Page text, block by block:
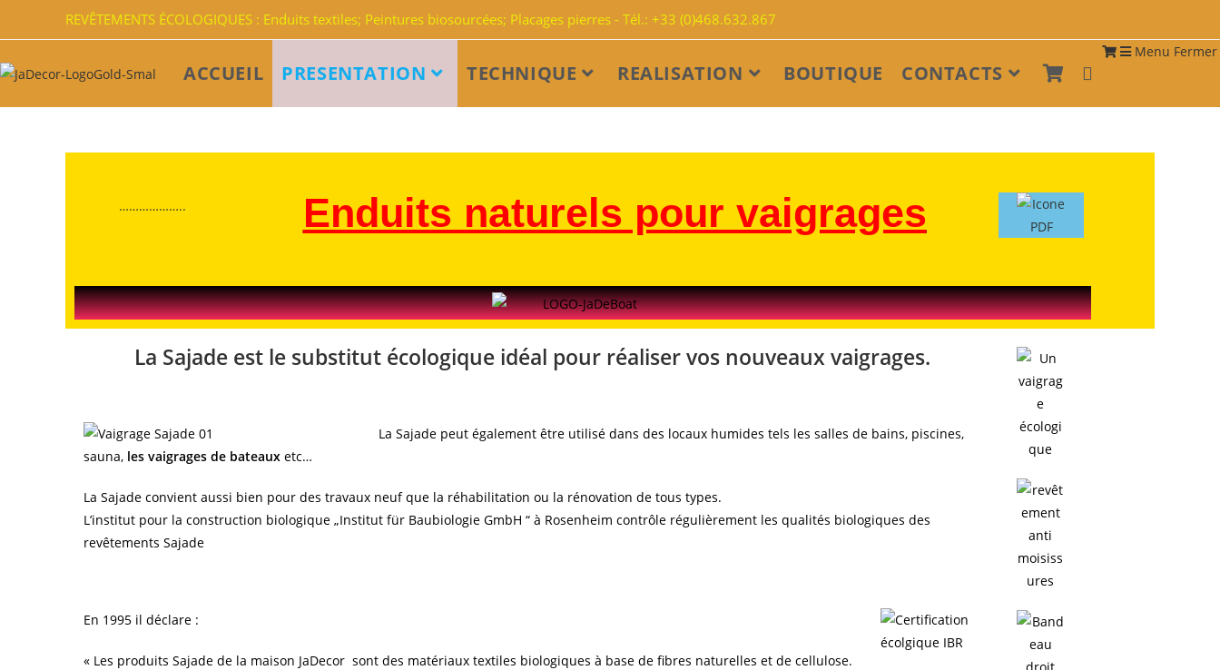
REVÊTEMENTS ÉCOLOGIQUES : Enduits textiles; Peintures biosourcées; Placages pierres - Tél.: +33 (0)468.632.867
ACCUEIL PRESENTATION TECHNIQUE REALISATION BOUTIQUE CONTACTS
Menu Fermer
……………….. Enduits naturels pour vaigrages
La Sajade est le substitut écologique idéal pour réaliser vos nouveaux vaigrages.
La Sajade peut également être utilisé dans des locaux humides tels les salles de bains, piscines,
sauna, les vaigrages de bateaux etc…
La Sajade convient aussi bien pour des travaux neuf que la réhabilitation ou la rénovation de tous types.
L’institut pour la construction biologique „Institut für Baubiologie GmbH “ à Rosenheim contrôle régulièrement les qualités biologiques des
revêtements Sajade
En 1995 il déclare :
« Les produits Sajade de la maison JaDecor sont des matériaux textiles biologiques à base de fibres naturelles et de cellulose.